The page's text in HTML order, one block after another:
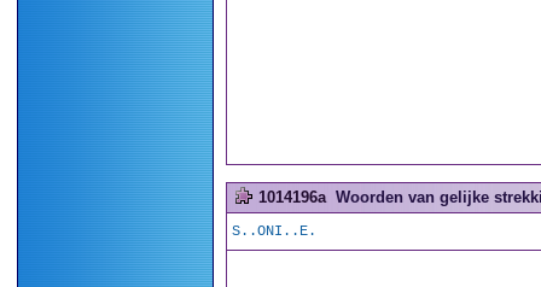
1014196a Woorden van gelijke
S..ONI..E.